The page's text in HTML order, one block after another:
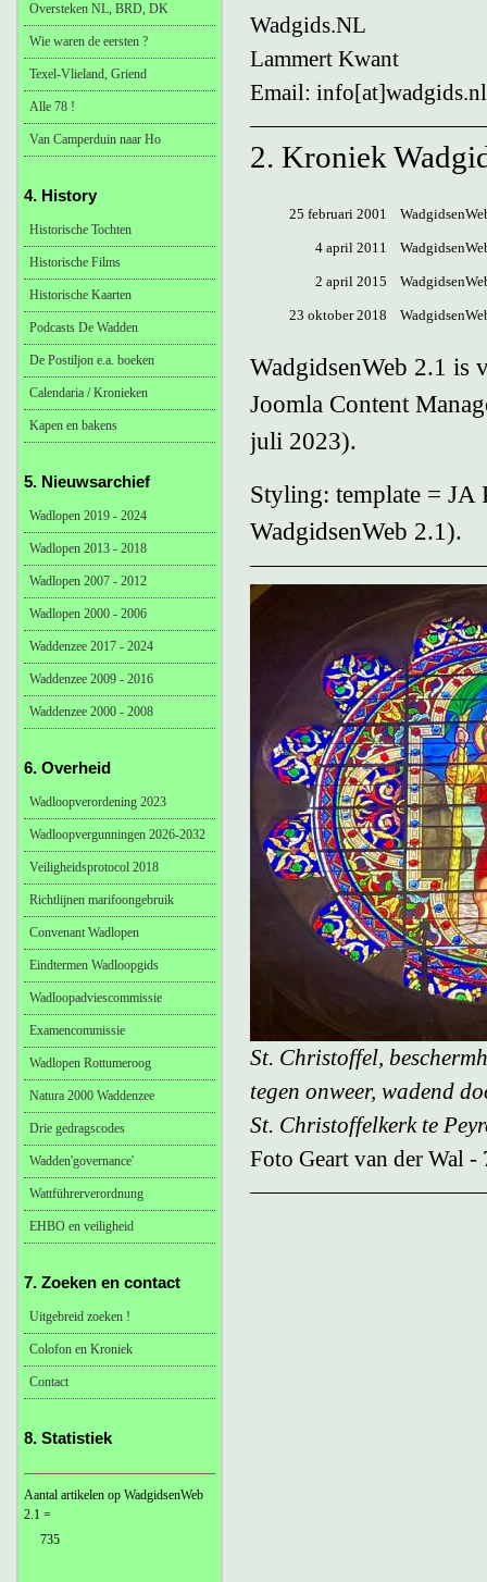
Wadgids.NL
Lammert Kwant
Email:
2. Kroniek
25 februari 2001
4 april 2011
2 april 2015
23 oktober 2018
WadgidsenWeb 2.1 is
Joomla Content
juli 2023).
Styling: template = JA
WadgidsenWeb 2.1).
St. Christoffel,
tegen onweer, wadend
St. Christoffelkerk te
Foto Geart van der Wal
Oversteken NL, BRD, DK
Wie waren de eersten ?
Texel-Vlieland, Griend
Alle 78 !
Van Camperduin naar Ho
4. History
Historische Tochten
Historische Films
Historische Kaarten
Podcasts De Wadden
De Postiljon e.a. boeken
Calendaria / Kronieken
Kapen en bakens
5. Nieuwsarchief
Wadlopen 2019 - 2024
Wadlopen 2013 - 2018
Wadlopen 2007 - 2012
Wadlopen 2000 - 2006
Waddenzee 2017 - 2024
Waddenzee 2009 - 2016
Waddenzee 2000 - 2008
6. Overheid
Wadloopverordening 2023
Wadloopvergunningen 2026-2032
Veiligheidsprotocol 2018
Richtlijnen marifoongebruik
Convenant Wadlopen
Eindtermen Wadloopgids
Wadloopadviescommissie
Examencommissie
Wadlopen Rottumeroog
Natura 2000 Waddenzee
Drie gedragscodes
Wadden'governance'
Wattführerverordnung
EHBO en veiligheid
7. Zoeken en contact
Uitgebreid zoeken !
Colofon en Kroniek
Contact
8. Statistiek
Aantal artikelen op WadgidsenWeb
2.1 =
735